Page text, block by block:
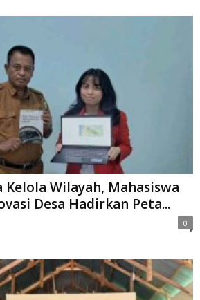
Wilayah, Mahasiswa
Desa Hadirkan Peta...
0